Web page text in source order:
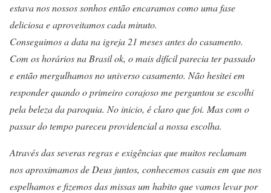
estava nos nossos sonhos então encaramos como uma fase
deliciosa e aproveitamos cada minuto.
Conseguimos a data na igreja 21 meses antes do casamento.
Com os horários na Brasil ok, o mais difícil parecia ter passado
e então mergulhamos no universo casamento. Não hesitei em
responder quando o primeiro corajoso me perguntou se escolhi
pela beleza da paroquia. No inicio, é claro que foi. Mas com o
passar do tempo pareceu providencial a nossa escolha.
Através das severas regras e exigências que muitos reclamam
nos aproximamos de Deus juntos, conhecemos casais em que nos
espelhamos e fizemos das missas um habito que vamos levar por